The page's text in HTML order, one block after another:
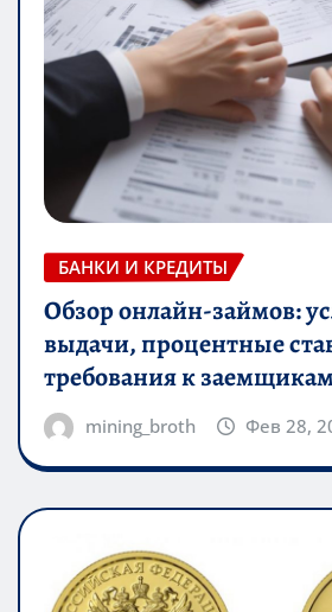
БАНКИ И КРЕДИТЫ
Обзор онлайн-займов:
выдачи, процентные
требования к
mining_broth Фев 28,